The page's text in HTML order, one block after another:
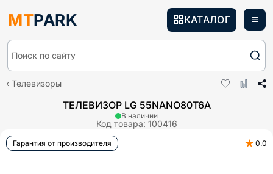
MTPARK
Поиск по сайту
КАТАЛОГ
Телевизоры
ТЕЛЕВИЗОР LG 55NANO80T6A
Код товара: 100416
В наличии
Гарантия от производителя ★ 0.0